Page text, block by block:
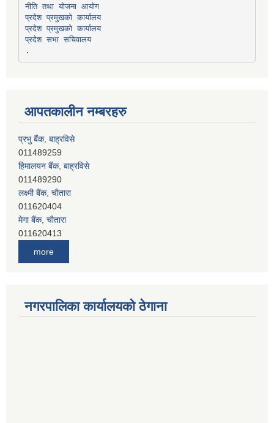
नीति तथा योजना आयोग
प्रदेश प्रमुखको कार्यालय
प्रदेश प्रमुखको कार्यालय
प्रदेश सभा सचिवालय
आपतकालीन नम्बरहरु
प्रभु बैंक, बाह्रविसे
011489259
हिमालयन बैंक, बाह्रविसे
011489290
लक्ष्मी बैंक, चाैतारा
011620404
मेगा बैंक, चाैतारा
011620413
देव विकास बैंक, जलविरे
011403051
more
नगरपालिका कार्यालयको ठेगाना